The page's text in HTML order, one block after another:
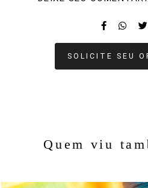
SOLICITE SEU
Quem viu